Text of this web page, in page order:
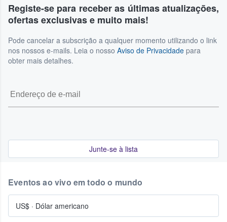
Registe-se para receber as últimas atualizações,
ofertas exclusivas e muito mais!
Pode cancelar a subscrição a qualquer momento utilizando o link
nos nossos e-mails. Leia o nosso Aviso de Privacidade para
obter mais detalhes.
Junte-se à lista
Eventos ao vivo em todo o mundo
US$ · Dólar americano